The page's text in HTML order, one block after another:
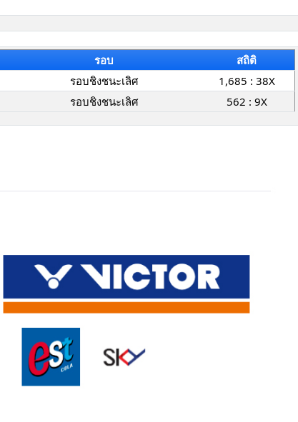
รอบ
สถิติ
รอบชิงชนะเลิศ
1,685 : 38X
รอบชิงชนะเลิศ 562 : 9X